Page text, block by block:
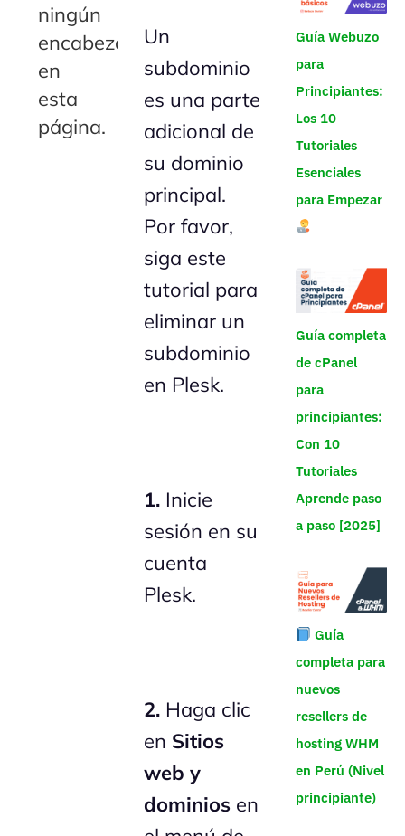
ningún
encabezado
en
esta
página.
Un
subdominio
es una parte
adicional de
su dominio
principal.
Por favor,
siga este
tutorial para
eliminar un
subdominio
en Plesk.
1. Inicie
sesión en su
cuenta
Plesk.
2. Haga clic
en Sitios
web y
dominios en
Guía Webuzo
para
Principiantes:
Los 10
Tutoriales
Esenciales
para Empezar
Guía completa
de cPanel
para
principiantes:
Con 10
Tutoriales
Aprende paso
a paso [2025]
Guía
completa para
nuevos
resellers de
hosting WHM
en Perú (Nivel
principiante)